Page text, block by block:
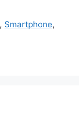
, Smartphone,